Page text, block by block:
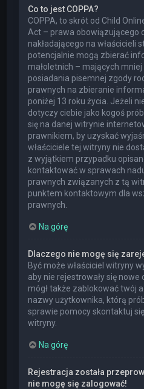
Co to jest COPPA?
COPPA, to skrót od Child
Act – prawa obowiązującego
nakładającego na właścicieli
potencjalnie mogą zbierać
małoletnich – mających
posiadania pisemnej zgody
prawnych na zbieranie
poniżej 13 roku życia. Jeżeli
dotyczy ciebie jako kogoś
się na danej witrynie
prawnikiem, by uzyskać
właściciele tej witryny nie
z wyjątkiem przypadku
kontaktować w sprawach
prawnych związanych z tą
punktem kontaktowym dla
prawnych.
Na górę
Dlaczego nie mogę się
Być może właściciel witryny
aby nie rejestrowały się nowe
mógł także zablokować twój
nazwy użytkownika, którą
sprawie pomocy skontaktuj
witryny.
Na górę
Rejestracja została
nie mogę się zalogować!